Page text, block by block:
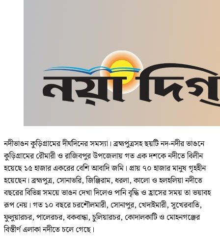
নদীভাঙন কুড়িগ্রামের দীর্ঘদিনের সমস্যা। ব্রহ্মপুত্রসহ ছয়টি নদ-নদীর ভাঙনে
কুড়িগ্রামের রৌমারী ও রাজিবপুর উপজেলায় গত এক দশকে নদীতে বিলীন
হয়েছে ১৫ হাজার একরের বেশি আবাদি জমি। প্রায় ৭০ হাজার মানুষ গৃহহীন
হয়েছেন। ব্রহ্মপুত্র, সোনাভরি, জিঞ্জিরাম, ধরলা, কালো ও হলহলিয়া নদীতে
বছরের বিভিন্ন সময়ে ভাঙন দেখা দিলেও পানি বৃদ্ধি ও হ্রাসের সময় তা ভয়াবহ
রূপ নেয়। গত ১০ বছরে চরশৌলমারী, সোনাপুর, খেদাইমারী, সুখেরবাতি,
ফুলুয়ারচর, পালেরচর, বকবান্ধা, চুলিয়ারচর, কোদালকাটি ও মোহনগঞ্জের
বিস্তীর্ণ এলাকা নদীতে চলে গেছে।